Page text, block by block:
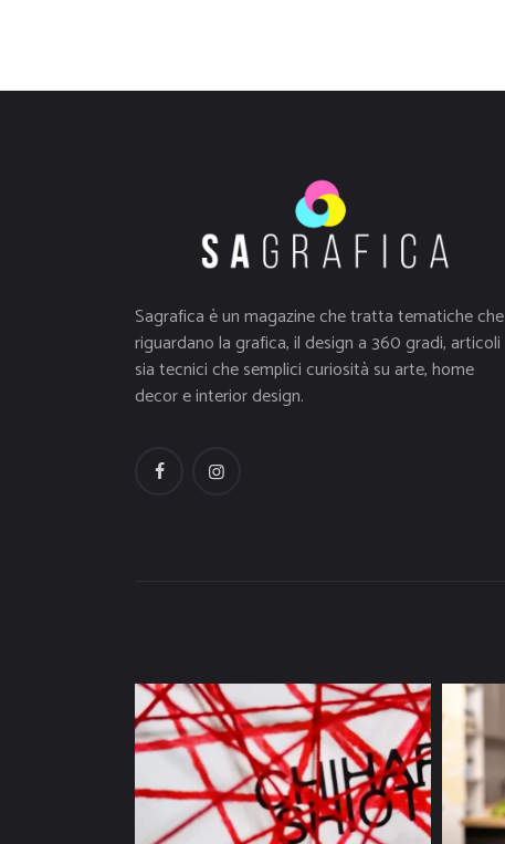
Sagrafica è un magazine che tratta tematiche che
riguardano la grafica, il design a 360 gradi, articoli
sia tecnici che semplici curiosità su arte, home
decor e interior design.